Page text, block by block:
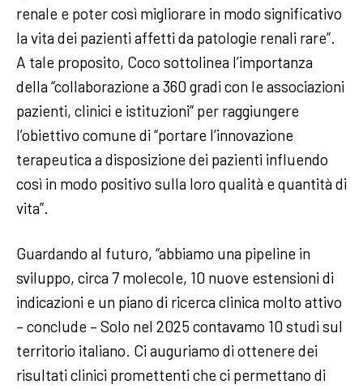
renale e poter così migliorare in modo significativo
la vita dei pazienti affetti da patologie renali rare”.
A tale proposito, Coco sottolinea l’importanza
della “collaborazione a 360 gradi con le associazioni
pazienti, clinici e istituzioni” per raggiungere
l’obiettivo comune di “portare l’innovazione
terapeutica a disposizione dei pazienti influendo
così in modo positivo sulla loro qualità e quantità di
vita”.
Guardando al futuro, “abbiamo una pipeline in
sviluppo, circa 7 molecole, 10 nuove estensioni di
indicazioni e un piano di ricerca clinica molto attivo
– conclude – Solo nel 2025 contavamo 10 studi sul
territorio italiano. Ci auguriamo di ottenere dei
risultati clinici promettenti che ci permettano di